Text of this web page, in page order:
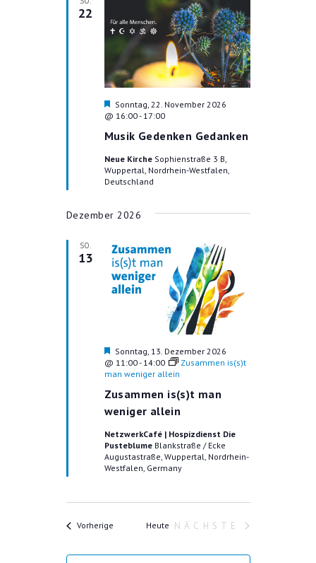
22
Musik Gedenken Gedanken
H
e
v
r
g
e
b
Sonntag, 22. November 2026
@ 16:00- 17:00
Neue Kirche Sophienstraße 3 B,
Wuppertal, Nordrhein-Westfalen,
Deutschland
Dezember 2026
SO.
13
Zusammen is(s)t man
weniger allein
H
e
r
o
g
e
b
Sonntag, 13. Dezember 2026
@ 11:00- 14:00
Zusammen is(s)t
man weniger allein
NetzwerkCafé | Hospizdienst Die
Pusteblume Blankstraße / Ecke
Augustastraße, Wuppertal, Nordrhein-
Westfalen, Germany
VorherigeVeranstaltungen
Heute NÄCHSTE